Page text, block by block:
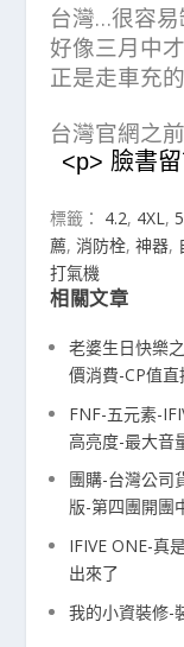
台灣…很容
好像三月中
正是走車充
台灣官網之
<p> 臉書
標籤： 4.2, 4XL,
薦,消防栓,神器,
打氣機
相關文章
老婆生日快樂
價消費-CP值直
FNF-五元素-
高亮度-最大音
團購-台灣公司
版-第四團開團
IFIVE ONE-真
出來了
我的小資裝修-